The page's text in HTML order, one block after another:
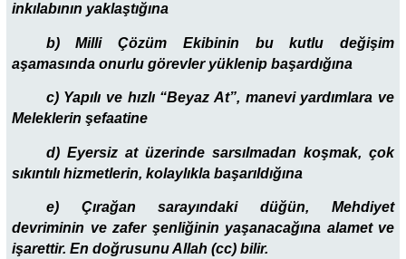
inkılabının yaklaştığına
b) Milli Çözüm Ekibinin bu kutlu değişim
aşamasında onurlu görevler yüklenip başardığına
c) Yapılı ve hızlı “Beyaz At”, manevi yardımlara ve
Meleklerin şefaatine
d) Eyersiz at üzerinde sarsılmadan koşmak, çok
sıkıntılı hizmetlerin, kolaylıkla başarıldığına
e) Çırağan sarayındaki düğün, Mehdiyet
devriminin ve zafer şenliğinin yaşanacağına alamet ve
işarettir. En doğrusunu Allah (cc) bilir.